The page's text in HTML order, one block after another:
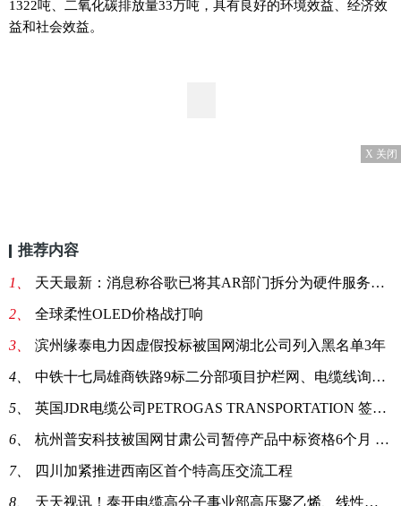
1322吨、二氧化碳排放量33万吨，具有良好的环境效益、经济效
益和社会效益。
X 关闭
推荐内容
1、 天天最新：消息称谷歌已将其AR部门拆分为硬件服务和生态系统两大团队
2、 全球柔性OLED价格战打响
3、 滨州缘泰电力因虚假投标被国网湖北公司列入黑名单3年
4、 中铁十七局雄商铁路9标二分部项目护栏网、电缆线询价 环球今日讯
5、 英国JDR电缆公司PETROGAS TRANSPORTATION 签订脐带管合同
6、 杭州普安科技被国网甘肃公司暂停产品中标资格6个月 当前视讯
7、 四川加紧推进西南区首个特高压交流工程
8、 天天视讯！泰开电缆高分子事业部高压聚乙烯、线性低密度聚乙烯竞价